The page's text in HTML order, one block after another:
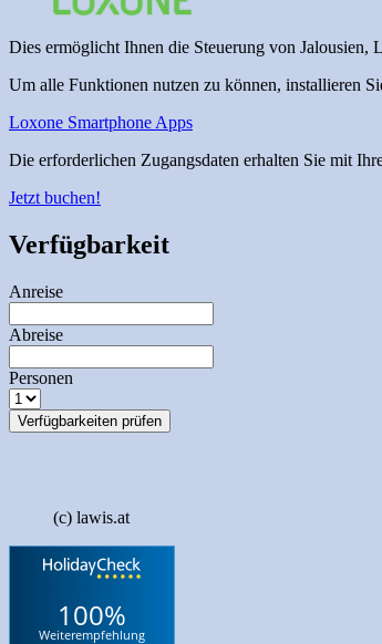
Dies ermöglicht Ihnen die Steuerung von Jalousien,
Um alle Funktionen nutzen zu können, installieren
Loxone Smartphone Apps
Die erforderlichen Zugangsdaten erhalten Sie mit
Jetzt buchen!
Verfügbarkeit
Anreise
Abreise
Personen
Verfügbarkeiten prüfen
(c) lawis.at
100%
Weiterempfehlung